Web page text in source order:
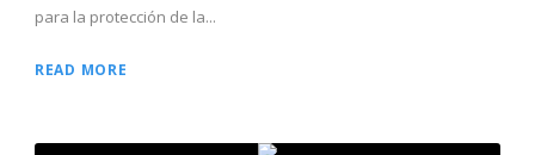
para la protección de la...
READ MORE